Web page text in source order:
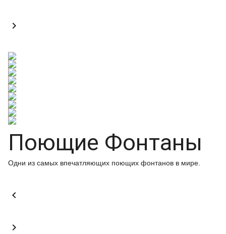

Поющие Фонтаны
Одни из самых впечатляющих поющих фонтанов в мире.

